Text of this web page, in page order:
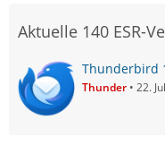
Aktuelle 140 ESR-
Thunderbird
Thunder 22.